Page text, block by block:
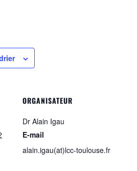
ORGANISATEUR
Dr Alain Igau
E-mail
alain.igau(at)lcc-toulouse.fr